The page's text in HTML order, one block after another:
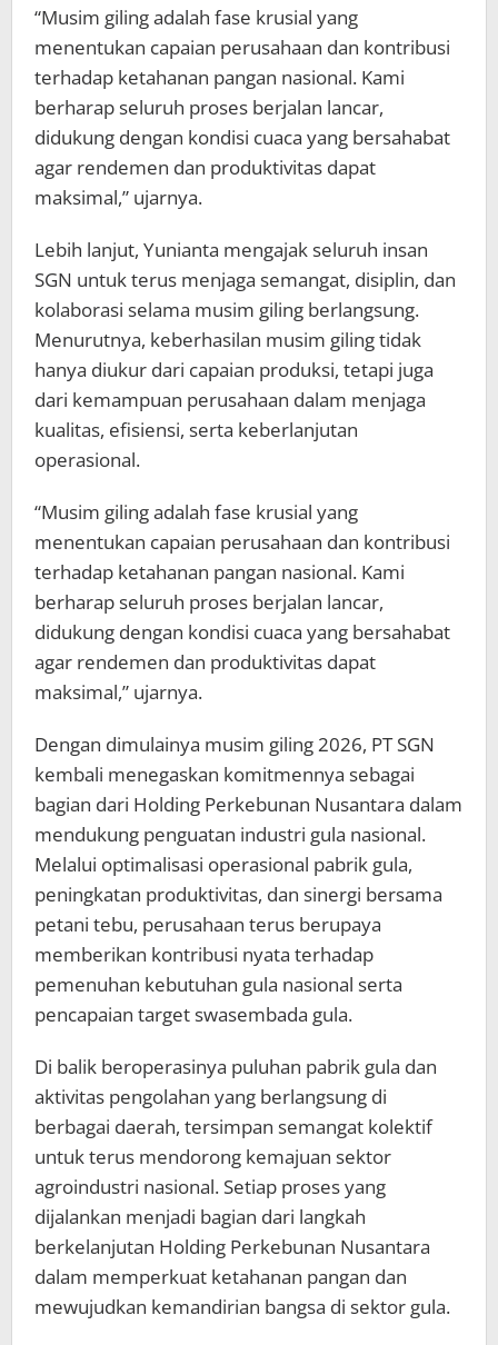
“Musim giling adalah fase krusial yang
menentukan capaian perusahaan dan kontribusi
terhadap ketahanan pangan nasional. Kami
berharap seluruh proses berjalan lancar,
didukung dengan kondisi cuaca yang bersahabat
agar rendemen dan produktivitas dapat
maksimal,” ujarnya.
Lebih lanjut, Yunianta mengajak seluruh insan
SGN untuk terus menjaga semangat, disiplin, dan
kolaborasi selama musim giling berlangsung.
Menurutnya, keberhasilan musim giling tidak
hanya diukur dari capaian produksi, tetapi juga
dari kemampuan perusahaan dalam menjaga
kualitas, efisiensi, serta keberlanjutan
operasional.
“Musim giling adalah fase krusial yang
menentukan capaian perusahaan dan kontribusi
terhadap ketahanan pangan nasional. Kami
berharap seluruh proses berjalan lancar,
didukung dengan kondisi cuaca yang bersahabat
agar rendemen dan produktivitas dapat
maksimal,” ujarnya.
Dengan dimulainya musim giling 2026, PT SGN
kembali menegaskan komitmennya sebagai
bagian dari Holding Perkebunan Nusantara dalam
mendukung penguatan industri gula nasional.
Melalui optimalisasi operasional pabrik gula,
peningkatan produktivitas, dan sinergi bersama
petani tebu, perusahaan terus berupaya
memberikan kontribusi nyata terhadap
pemenuhan kebutuhan gula nasional serta
pencapaian target swasembada gula.
Di balik beroperasinya puluhan pabrik gula dan
aktivitas pengolahan yang berlangsung di
berbagai daerah, tersimpan semangat kolektif
untuk terus mendorong kemajuan sektor
agroindustri nasional. Setiap proses yang
dijalankan menjadi bagian dari langkah
berkelanjutan Holding Perkebunan Nusantara
dalam memperkuat ketahanan pangan dan
mewujudkan kemandirian bangsa di sektor gula.